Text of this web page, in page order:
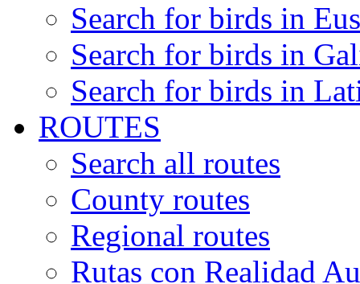
Search for birds in
Search for birds in
Search for birds in
ROUTES
Search all routes
County routes
Regional routes
Rutas con Realidad